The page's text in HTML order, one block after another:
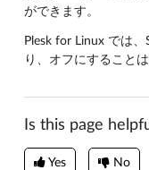
ができます。
Plesk for Linux では
り、オフにすること
Is this page
Yes No